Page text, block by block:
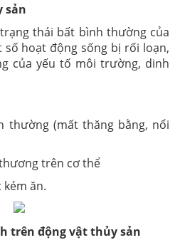
sản
thái bất bình thường của
hoạt động sống bị rối loạn,
của yếu tố môi trường, dinh
thường (mất thăng bằng, nổi
trên cơ thể
kém ăn.
trên động vật thủy sản